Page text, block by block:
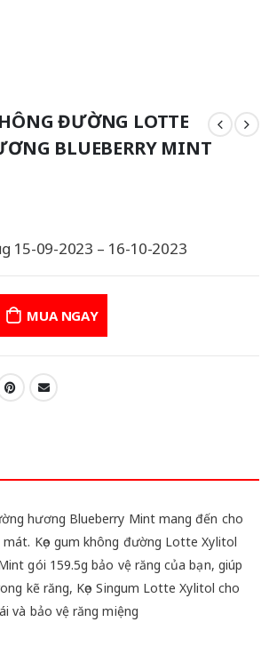
ĐƯỜNG LOTTE
BLUEBERRY MINT
15-09-2023 – 16-10-2023
MUA NGAY
hương Blueberry Mint mang đến cho
Kẹo gum không đường Lotte Xylitol
gói 159.5g bảo vệ răng của bạn, giúp
kẽ răng, Kẹo Singum Lotte Xylitol cho
và bảo vệ răng miệng